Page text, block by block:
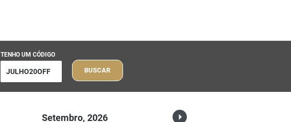
TENHO UM CÓDIGO
BUSCAR
Setembro, 2026